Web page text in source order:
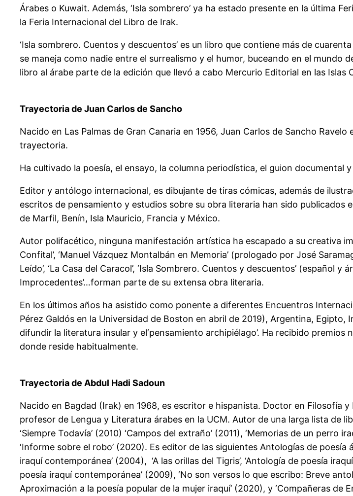
Árabes o Kuwait. Además, ‘Isla sombrero’ ya ha estado presente en la última
la Feria Internacional del Libro de Irak.
‘Isla sombrero. Cuentos y descuentos’ es un libro que contiene más de
se maneja como nadie entre el surrealismo y el humor, buceando en el mundo
libro al árabe parte de la edición que llevó a cabo Mercurio Editorial en las Islas
Trayectoria de Juan Carlos de Sancho
Nacido en Las Palmas de Gran Canaria en 1956, Juan Carlos de Sancho
trayectoria.
Ha cultivado la poesía, el ensayo, la columna periodística, el guion
Editor y antólogo internacional, es dibujante de tiras cómicas, además de
escritos de pensamiento y estudios sobre su obra literaria han sido
de Marfil, Benín, Isla Mauricio, Francia y México.
Autor polifacético, ninguna manifestación artística ha escapado a su creativa
Confital’, ‘Manuel Vázquez Montalbán en Memoria’ (prologado por José
Leído’, ‘La Casa del Caracol’, ‘Isla Sombrero. Cuentos y descuentos’ (español y
Improcedentes’…forman parte de su extensa obra literaria.
En los últimos años ha asistido como ponente a diferentes Encuentros
Pérez Galdós en la Universidad de Boston en abril de 2019), Argentina,
difundir la literatura insular y el‘pensamiento archipiélago’. Ha recibido
donde reside habitualmente.
Trayectoria de Abdul Hadi Sadoun
Nacido en Bagdad (Irak) en 1968, es escritor e hispanista. Doctor en Filosofía
profesor de Lengua y Literatura árabes en la UCM. Autor de una larga lista de
‘Siempre Todavía’ (2010) ‘Campos del extraño’ (2011), ‘Memorias de un perro
‘Informe sobre el robo’ (2020). Es editor de las siguientes Antologías de poesía
iraquí contemporánea’ (2004), ‘A las orillas del Tigris’, ‘Antología de poesía
poesía iraquí contemporánea’ (2009), ‘No son versos lo que escribo: Breve
Aproximación a la poesía popular de la mujer iraquí’ (2020), y ‘Compañeras de